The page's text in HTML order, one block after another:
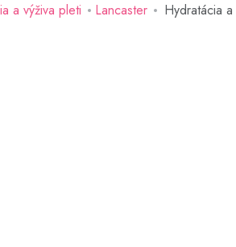
a výživa pleti Lancaster Hydratácia